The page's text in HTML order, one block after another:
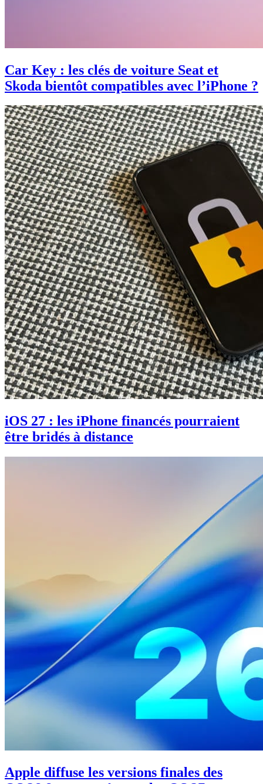
Car Key : les clés de voiture Seat et
Skoda bientôt compatibles avec l’iPhone ?
iOS 27 : les iPhone financés pourraient
être bridés à distance
Apple diffuse les versions finales des